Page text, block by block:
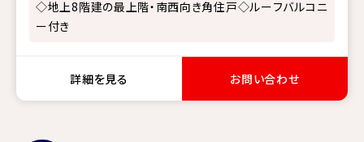
◇地上8階建の最上階・南西向き角住戸◇ルーフバルコニ
ー付き
詳細を見る お問い合わせ